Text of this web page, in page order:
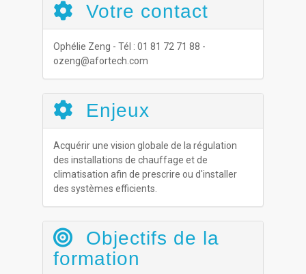
Votre contact
Ophélie Zeng - Tél : 01 81 72 71 88 -
ozeng@afortech.com
Enjeux
Acquérir une vision globale de la régulation
des installations de chauffage et de
climatisation afin de prescrire ou d'installer
des systèmes efficients.
Objectifs de la
formation